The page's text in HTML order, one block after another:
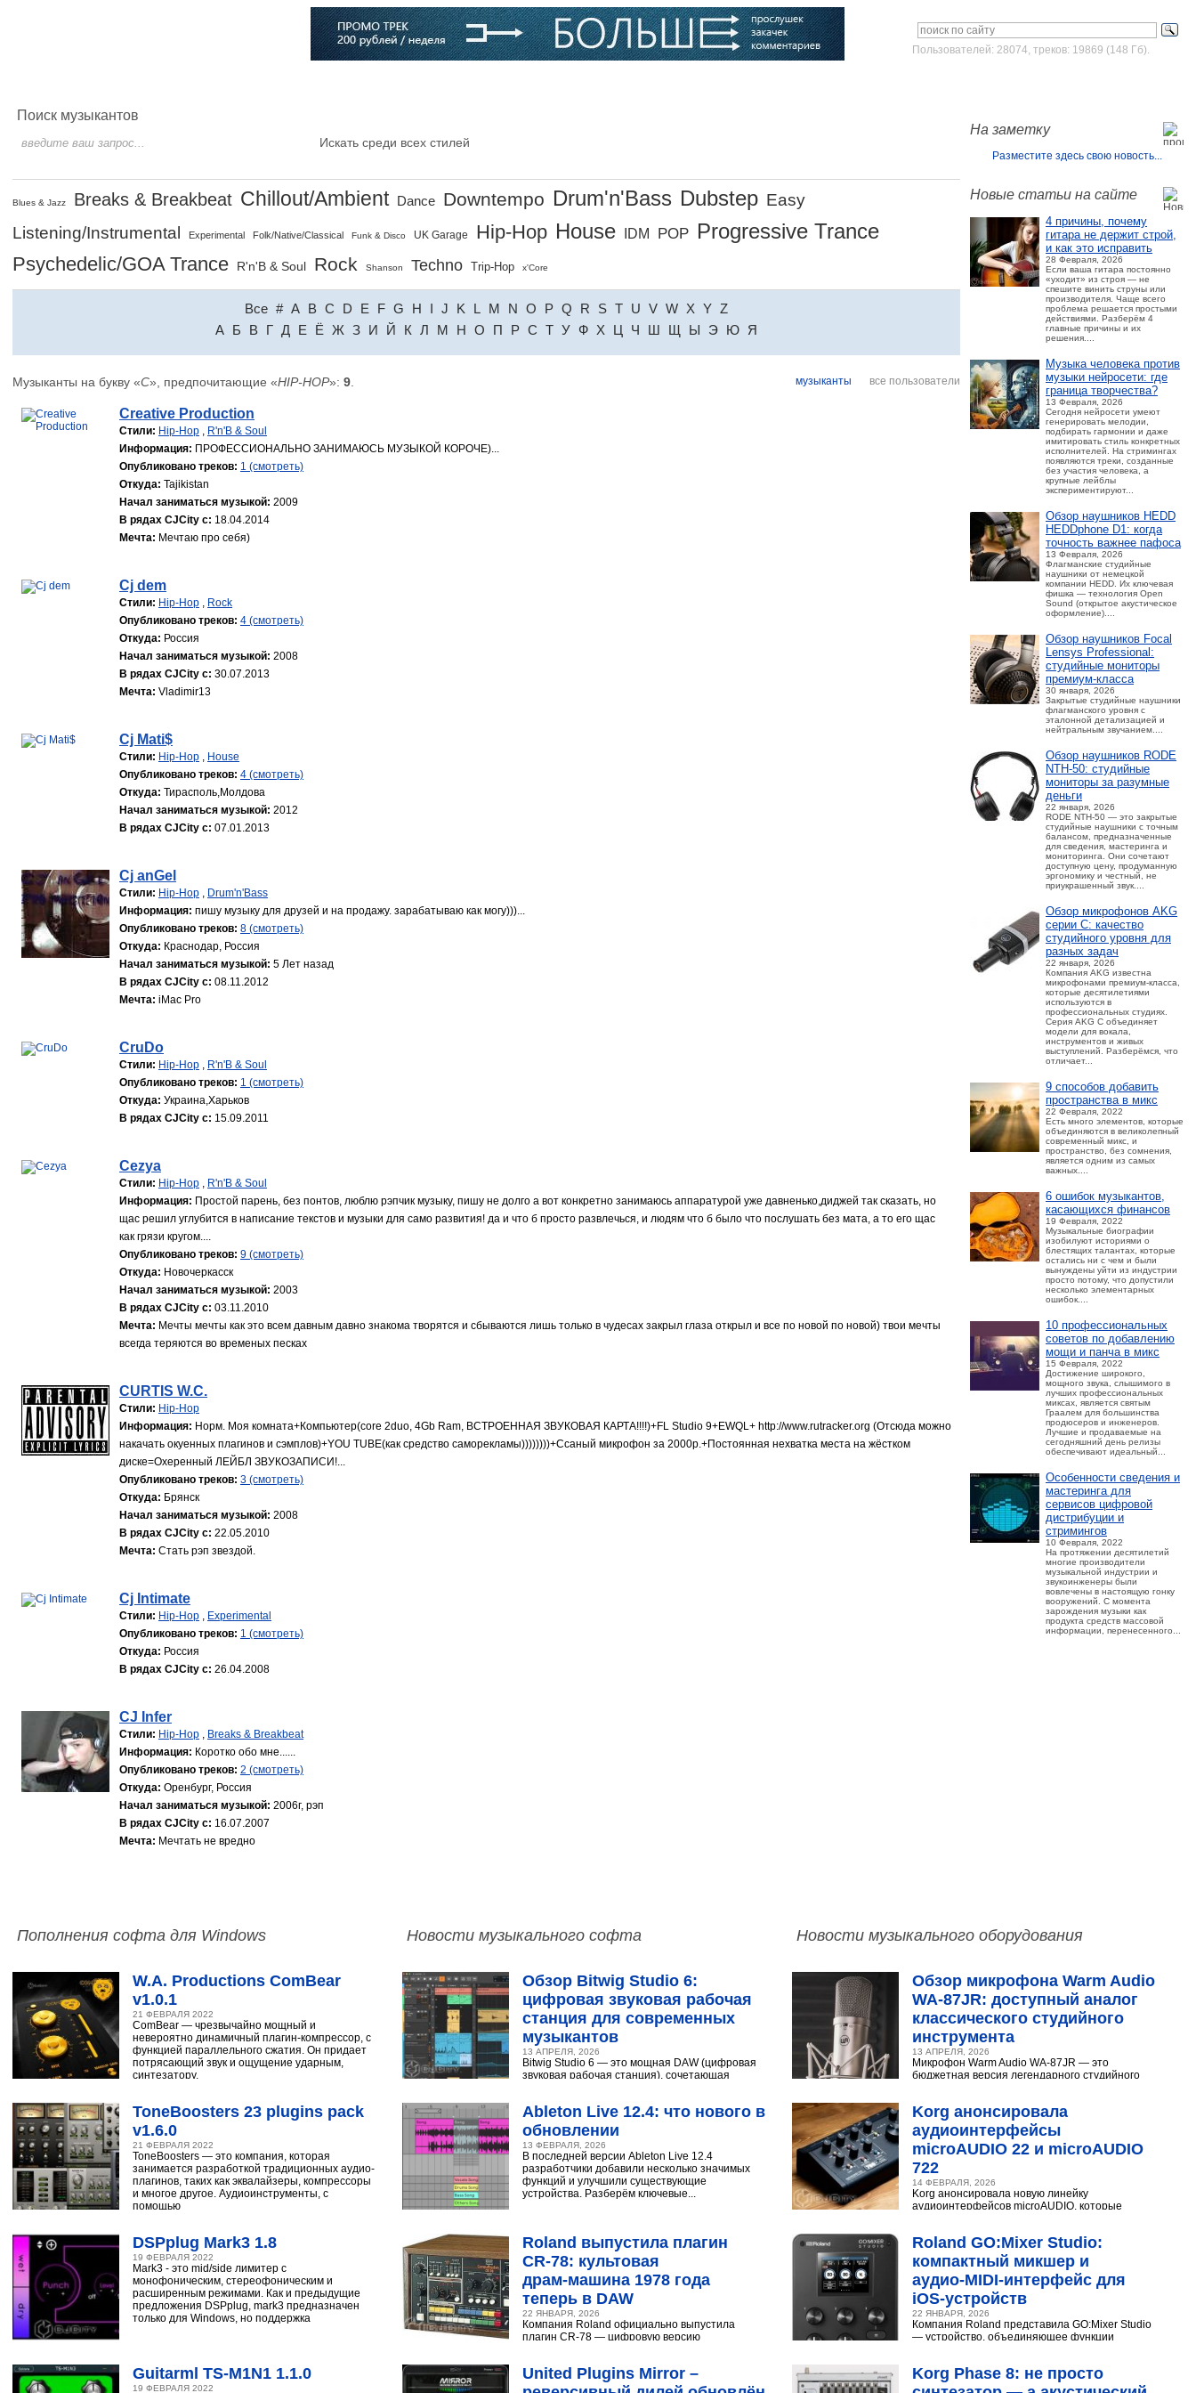
Пользователей: 28074, треков: 19869 (148 Гб).
На заметку
Разместите здесь свою новость...
Новые статьи на сайте
4 причины, почему
гитара не держит строй,
и как это исправить
28 Февраля, 2026
Если ваша гитара постоянно
«уходит» из строя — не
спешите винить струны или
производителя. Чаще всего
проблема решается простыми
действиями. Разберём 4
главные причины и их
решения....
Музыка человека против
музыки нейросети: где
граница творчества?
13 Февраля, 2026
Сегодня нейросети умеют
генерировать мелодии,
подбирать гармонии и даже
имитировать стиль конкретных
исполнителей. На стримингах
появляются треки, созданные
без участия человека, а
крупные лейблы
экспериментируют...
Обзор наушников HEDD
HEDDphone D1: когда
точность важнее пафоса
13 Февраля, 2026
Флагманские студийные
наушники от немецкой
компании HEDD. Их ключевая
фишка — технология Open
Sound (открытое акустическое
оформление)....
Обзор наушников Focal
Lensys Professional:
студийные мониторы
премиум‑класса
30 января, 2026
Закрытые студийные наушники
флагманского уровня с
эталонной детализацией и
нейтральным звучанием....
Обзор наушников RODE
NTH-50: студийные
мониторы за разумные
деньги
22 января, 2026
RODE NTH-50 — это закрытые
студийные наушники с точным
балансом, предназначенные
для сведения, мастеринга и
мониторинга. Они сочетают
доступную цену, продуманную
эргономику и честный, не
приукрашенный звук....
Обзор микрофонов AKG
серии C: качество
студийного уровня для
разных задач
22 января, 2026
Компания AKG известна
микрофонами премиум-класса,
которые десятилетиями
используются в
профессиональных студиях.
Серия AKG C объединяет
модели для вокала,
инструментов и живых
выступлений. Разберёмся, что
отличает...
9 способов добавить
пространства в микс
22 Февраля, 2022
Есть много элементов, которые
объединяются в великолепный
современный микс, и
пространство, без сомнения,
является одним из самых
важных....
6 ошибок музыкантов,
касающихся финансов
19 Февраля, 2022
Музыкальные биографии
изобилуют историями о
блестящих талантах, которые
остались ни с чем и были
вынуждены уйти из индустрии
просто потому, что допустили
несколько элементарных
ошибок....
10 профессиональных
советов по добавлению
мощи и панча в микс
15 Февраля, 2022
Достижение широкого,
мощного звука, слышимого в
лучших профессиональных
миксах, является святым
Граалем для большинства
продюсеров и инженеров.
Лучшие и продаваемые на
сегодняшний день релизы
обеспечивают идеальный...
Особенности сведения и
мастеринга для
сервисов цифровой
дистрибуции и
стримингов
10 Февраля, 2022
На протяжении десятилетий
многие производители
музыкальной индустрии и
звукоинженеры были
вовлечены в настоящую гонку
вооружений. С момента
зарождения музыки как
продукта средств массовой
информации, перенесенного...
Поиск музыкантов
Искать среди всех стилей
Blues & Jazz Breaks & Breakbeat Chillout/Ambient Dance Downtempo Drum'n'Bass Dubstep Easy
Listening/Instrumental
Experimental Folk/Native/Classical Funk & Disco UK Garage Hip-Hop House IDM POP Progressive Trance
Psychedelic/GOA Trance R'n'B & Soul Rock Shanson Techno Trip-Hop x'Core
Все # A B C D E F G H I J K L M N O P Q R S T U V W X Y Z
A Б В Г Д Е Ё Ж З И Й К Л М Н О П Р С Т У Ф Х Ц Ч Ш Щ Ы Э Ю Я
Музыканты на букву «C», предпочитающие «HIP-HOP»: 9 все пользователи
музыканты
Creative Production
Стили: Hip-Hop , R'n'B & Soul
Информация: ПРОФЕССИОНАЛЬНО ЗАНИМАЮСЬ МУЗЫКОЙ КОРОЧЕ)...
Опубликовано треков: 1 (смотреть)
Откуда: Tajikistan
Начал заниматься музыкой: 2009
В рядах CJCity с: 18.04.2014
Мечта: Мечтаю про себя)
Cj dem
Стили: Hip-Hop , Rock
Опубликовано треков: 4 (смотреть)
Откуда: Россия
Начал заниматься музыкой: 2008
В рядах CJCity с: 30.07.2013
Мечта: Vladimir13
Cj Mati$
Стили: Hip-Hop , House
Опубликовано треков: 4 (смотреть)
Откуда: Тирасполь,Молдова
Начал заниматься музыкой: 2012
В рядах CJCity с: 07.01.2013
Cj anGel
Стили: Hip-Hop , Drum'n'Bass
Информация: пишу музыку для друзей и на продажу. зарабатываю как могу)))...
Опубликовано треков: 8 (смотреть)
Откуда: Краснодар, Россия
Начал заниматься музыкой: 5 Лет назад
В рядах CJCity с: 08.11.2012
Мечта: iMac Pro
CruDo
Стили: Hip-Hop , R'n'B & Soul
Опубликовано треков: 1 (смотреть)
Откуда: Украина,Харьков
В рядах CJCity с: 15.09.2011
Cezya
Стили: Hip-Hop , R'n'B & Soul
Информация: Простой парень, без понтов, люблю рэпчик музыку, пишу не долго а вот конкретно занимаюсь аппаратурой уже давненько,диджей так сказать, но
щас решил углубится в написание текстов и музыки для само развития! да и что б просто развлечься, и людям что б было что послушать без мата, а то его щас
как грязи кругом....
Опубликовано треков: 9 (смотреть)
Откуда: Новочеркасск
Начал заниматься музыкой: 2003
В рядах CJCity с: 03.11.2010
Мечта: Мечты мечты как это всем давным давно знакома творятся и сбываются лишь только в чудесах закрыл глаза открыл и все по новой по новой) твои мечты
всегда теряются во временых песках
CURTIS W.C.
Стили: Hip-Hop
Информация: Норм. Моя комната+Компьютер(core 2duo, 4Gb Ram, ВСТРОЕННАЯ ЗВУКОВАЯ КАРТА!!!!)+FL Studio 9+EWQL+ http://www.rutracker.org (Отсюда можно
накачать окуенных плагинов и сэмплов)+YOU TUBE(как средство саморекламы))))))))+Ссаный микрофон за 2000р.+Постоянная нехватка места на жёстком
диске=Охеренный ЛЕЙБЛ ЗВУКОЗАПИСИ!...
Опубликовано треков: 3 (смотреть)
Откуда: Брянск
Начал заниматься музыкой: 2008
В рядах CJCity с: 22.05.2010
Мечта: Стать рэп звездой.
Cj Intimate
Стили: Hip-Hop , Experimental
Опубликовано треков: 1 (смотреть)
Откуда: Россия
В рядах CJCity с: 26.04.2008
CJ Infer
Стили: Hip-Hop , Breaks & Breakbeat
Информация: Коротко обо мне......
Опубликовано треков: 2 (смотреть)
Откуда: Оренбург, Россия
Начал заниматься музыкой: 2006г, рэп
В рядах CJCity с: 16.07.2007
Мечта: Мечтать не вредно
Пополнения софта для Windows
W.A. Productions ComBear
v1.0.1
21 ФЕВРАЛЯ 2022
ComBear — чрезвычайно мощный и
невероятно динамичный плагин-компрессор, с
функцией параллельного сжатия. Он придает
потрясающий звук и ощущение ударным,
синтезатору,
ToneBoosters 23 plugins pack
v1.6.0
21 ФЕВРАЛЯ 2022
ToneBoosters — это компания, которая
занимается разработкой традиционных аудио-
плагинов, таких как эквалайзеры, компрессоры
и многое другое. Аудиоинструменты, с
помощью
DSPplug Mark3 1.8
19 ФЕВРАЛЯ 2022
Mark3 - это mid/side лимитер с
монофоническим, стереофоническим и
расширенным режимами. Как и предыдущие
предложения DSPplug, mark3 предназначен
только для Windows, но поддержка
Guitarml TS-M1N1 1.1.0
19 ФЕВРАЛЯ 2022
Новости музыкального софта
Обзор Bitwig Studio 6:
цифровая звуковая рабочая
станция для современных
музыкантов
13 АПРЕЛЯ, 2026
Bitwig Studio 6 — это мощная DAW (цифровая
звуковая рабочая станция), сочетающая
Ableton Live 12.4: что нового в
обновлении
13 ФЕВРАЛЯ, 2026
В последней версии Ableton Live 12.4
разработчики добавили несколько значимых
функций и улучшили существующие
устройства. Разберём ключевые...
Roland выпустила плагин
CR‑78: культовая
драм‑машина 1978 года
теперь в DAW
22 ЯНВАРЯ, 2026
Компания Roland официально выпустила
плагин CR-78 — цифровую версию
United Plugins Mirror –
Новости музыкального оборудования
Обзор микрофона Warm Audio
WA‑87JR: доступный аналог
классического студийного
инструмента
13 АПРЕЛЯ, 2026
Микрофон Warm Audio WA‑87JR — это
бюджетная версия легендарного студийного
Korg анонсировала
аудиоинтерфейсы
microAUDIO 22 и microAUDIO
722
14 ФЕВРАЛЯ, 2026
Korg анонсировала новую линейку
аудиоинтерфейсов microAUDIO, которые
Roland GO:Mixer Studio:
компактный микшер и
аудио‑MIDI‑интерфейс для
iOS‑устройств
22 ЯНВАРЯ, 2026
Компания Roland представила GO:Mixer Studio
— устройство, объединяющее функции
Korg Phase 8: не просто